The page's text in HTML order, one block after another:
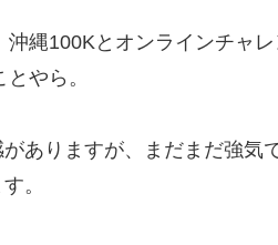
縄100Kとオンラインチャ
やら。
ありますが、まだまだ強気
。